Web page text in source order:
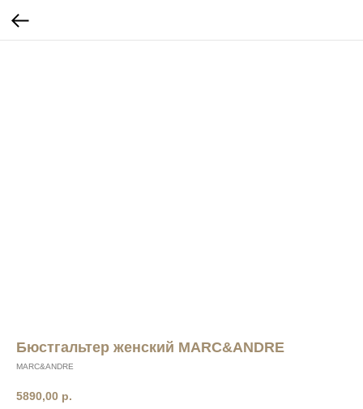
Бюстгальтер женский MARC&ANDRE
MARC&ANDRE
5890,00 р.